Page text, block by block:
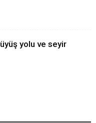
yolu ve seyir